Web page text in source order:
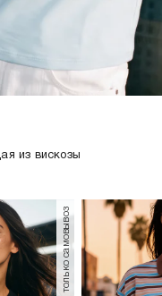
из вискозы
только самовывоз